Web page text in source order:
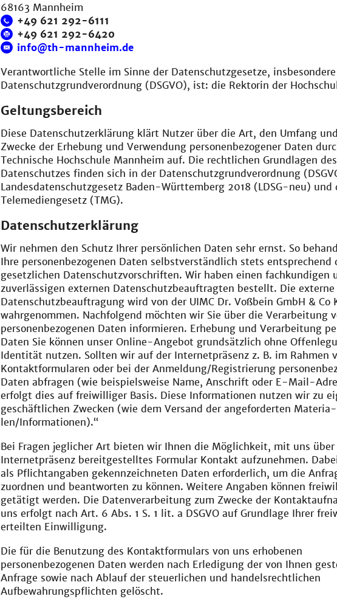
68163 Mannheim
+49 621 292-6111
+49 621 292-6420
info@th-mannheim.de
Verantwortliche Stelle im Sinne der Datenschutzgesetze,
Datenschutzgrundverordnung (DSGVO), ist: die Rektorin der
Geltungsbereich
Diese Datenschutzerklärung klärt Nutzer über die Art, den Umfang
Zwecke der Erhebung und Verwendung personenbezogener Daten
Technische Hochschule Mannheim auf. Die rechtlichen Grundlagen des
Datenschutzes finden sich in der Datenschutzgrundverordnung
Landesdatenschutzgesetz Baden-Württemberg 2018 (LDSG-neu) und
Telemediengesetz (TMG).
Datenschutzerklärung
Wir nehmen den Schutz Ihrer persönlichen Daten sehr ernst. So
Ihre personenbezogenen Daten selbstverständlich stets entsprechend
gesetzlichen Datenschutzvorschriften. Wir haben einen fachkundigen
zuverlässigen externen Datenschutzbeauftragten bestellt. Die externe
Datenschutzbeauftragung wird von der UIMC Dr. Voßbein GmbH & Co
wahrgenommen. Nachfolgend möchten wir Sie über die Verarbeitung
personenbezogenen Daten informieren. Erhebung und Verarbeitung
Daten Sie können unser Online-Angebot grundsätzlich ohne
Identität nutzen. Sollten wir auf der Internetpräsenz z. B. im Rahmen
Kontaktformularen oder bei der Anmeldung/Registrierung
Daten abfragen (wie beispielsweise Name, Anschrift oder E-Mail-
erfolgt dies auf freiwilliger Basis. Diese Informationen nutzen wir zu
geschäftlichen Zwecken (wie dem Versand der angeforderten Materia-
len/Informationen).“
Bei Fragen jeglicher Art bieten wir Ihnen die Möglichkeit, mit uns
Internetpräsenz bereitgestelltes Formular Kontakt aufzunehmen.
als Pflichtangaben gekennzeichneten Daten erforderlich, um die
zuordnen und beantworten zu können. Weitere Angaben können
getätigt werden. Die Datenverarbeitung zum Zwecke der
uns erfolgt nach Art. 6 Abs. 1 S. 1 lit. a DSGVO auf Grundlage Ihrer
erteilten Einwilligung.
Die für die Benutzung des Kontaktformulars von uns erhobenen
personenbezogenen Daten werden nach Erledigung der von Ihnen
Anfrage sowie nach Ablauf der steuerlichen und handelsrechtlichen
Aufbewahrungspflichten gelöscht.